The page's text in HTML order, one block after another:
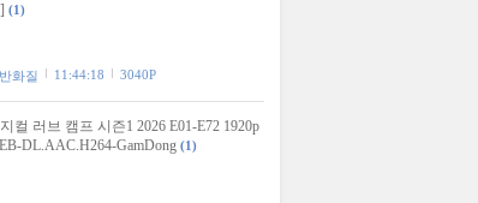
(1)
화질 11:44:18 3040P
컬 러브 캠프 시즌1 2026 E01-E72 1920p
DL.AAC.H264-GamDong (1)